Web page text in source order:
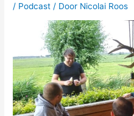
/ Podcast / Door Nicolai Roos